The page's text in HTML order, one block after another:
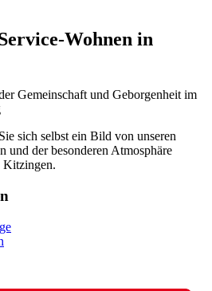
Wohnen in
Gemeinschaft und Geborgenheit im
sich selbst ein Bild von unseren
und der besonderen Atmosphäre
Kitzingen.